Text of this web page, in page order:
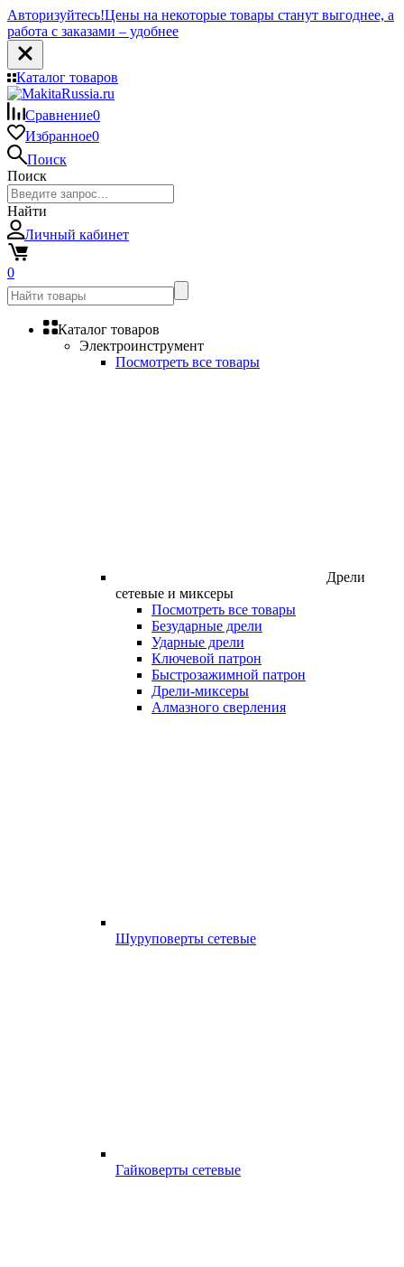
Авторизуйтесь!Цены на некоторые товары станут выгоднее, а
работа с заказами – удобнее
Каталог товаров
Сравнение0
Избранное0
Поиск
Поиск
Найти
Личный кабинет
0
Каталог товаров
Электроинструмент
Посмотреть все товары
Дрели
сетевые и миксеры
Посмотреть все товары
Безударные дрели
Ударные дрели
Ключевой патрон
Быстрозажимной патрон
Дрели-миксеры
Алмазного сверления
Шуруповерты сетевые
Гайковерты сетевые